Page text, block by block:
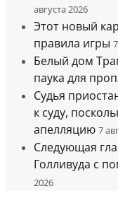
августа 2026
Этот новый
правила игры
Белый дом
паука для
Судья
к суду,
апелляцию 7
Следующая
Голливуда с
2026